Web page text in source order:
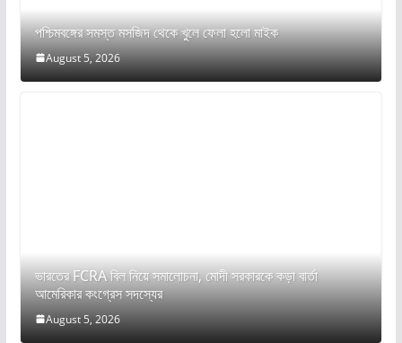
পশ্চিমবঙ্গের সমস্ত মসজিদ থেকে খুলে ফেলা হলো মাইক
August 5, 2026
ভারতের FCRA বিল নিয়ে সমালোচনা, মোদী সরকারকে কড়া বার্তা
আমেরিকার কংগ্রেস সদস্যের
August 5, 2026